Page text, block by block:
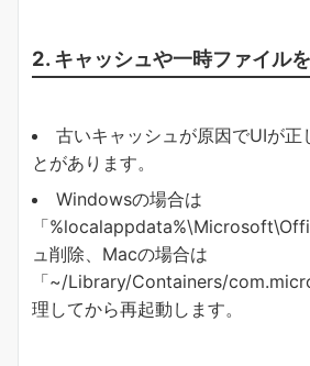
2. キャッシュや一時ファイル
古いキャッシュが原因でUIが正
とがあります。
Windowsの場合は
「
ュ削除、Macの場合は
「~/Library/Containers/
理してから再起動します。